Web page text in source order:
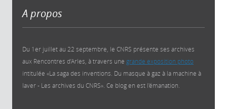
A propos
Du 1er juillet au 22 septembre, le CNRS présente ses archives
aux Rencontres d’Arles, à travers une grande exposition photo
intitulée «La saga des inventions. Du masque à gaz à la machine à
laver - Les archives du CNRS». Ce blog en est l'émanation.